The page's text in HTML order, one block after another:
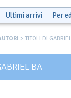
Ultimi arrivi Per
> TITOLI DI
BA